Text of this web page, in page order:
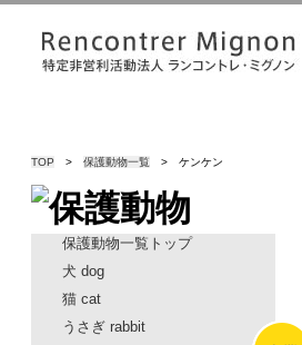
TOP > 保護動物一覧 > ケンケン
保護動物一覧トップ
犬 dog
猫 cat
うさぎ rabbit